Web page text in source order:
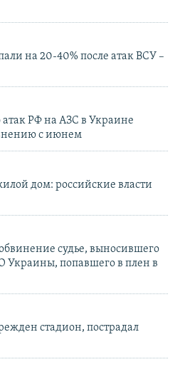
на 20-40% после атак ВСУ –
атак РФ на АЗС в Украине
с июнем
дом: российские власти
судье, выносившего
Украины, попавшего в плен в
стадион, пострадал